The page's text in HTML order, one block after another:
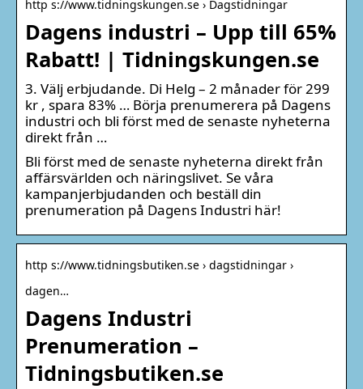
http s://www.tidningskungen.se › Dagstidningar
Dagens industri – Upp till 65%
Rabatt! | Tidningskungen.se
3. Välj erbjudande. Di Helg – 2 månader för 299
kr , spara 83% … Börja prenumerera på Dagens
industri och bli först med de senaste nyheterna
direkt från …
Bli först med de senaste nyheterna direkt från
affärsvärlden och näringslivet. Se våra
kampanjerbjudanden och beställ din
prenumeration på Dagens Industri här!
http s://www.tidningsbutiken.se › dagstidningar ›
dagen…
Dagens Industri
Prenumeration –
Tidningsbutiken.se